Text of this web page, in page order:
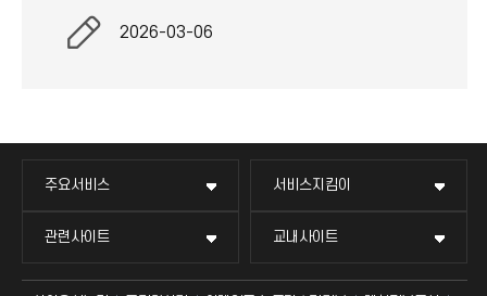
2026-03-06
주요서비스 서비스지킴이
관련사이트 교내사이트